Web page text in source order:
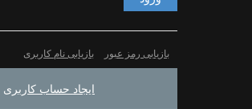
بازیابی رمز عبور بازیابی نام کاربری
ایجاد حساب کاربری